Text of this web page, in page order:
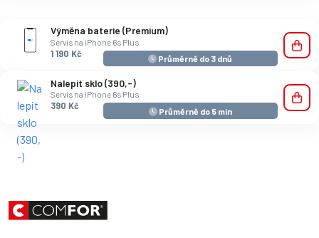
Výměna baterie (Premium)
Servis na iPhone 6s Plus
1 190 Kč
Průměrně do 3 dnů
Nalepit sklo (390,-)
Servis na iPhone 6s Plus
390 Kč
Průměrně do 5 min